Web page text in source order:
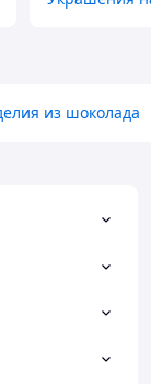
из шоколада